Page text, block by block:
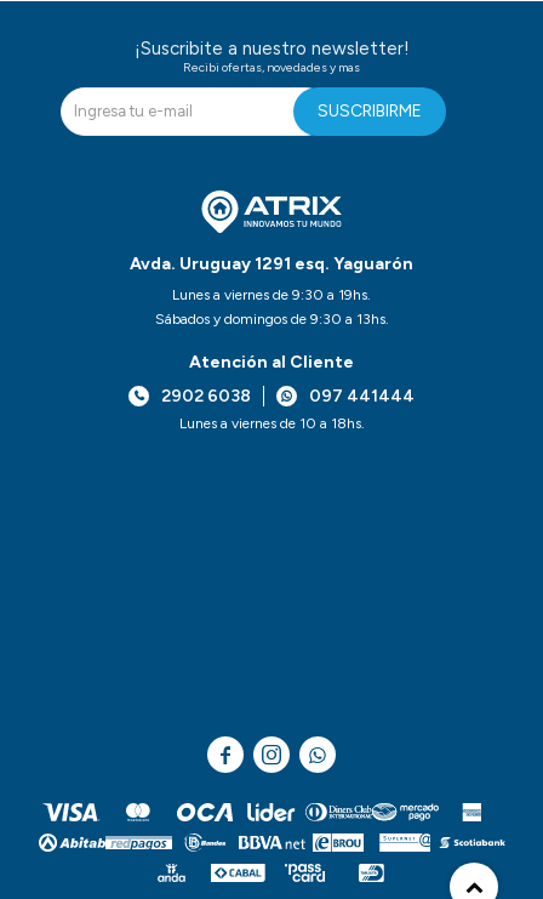
Avda. Uruguay 1291 esq. Yaguarón
Lunes a viernes de 9:30 a 19hs.
Sábados y domingos de 9:30 a 13hs.
Atención al Cliente
2902 6038
097 441444
Lunes a viernes de 10 a 18hs.
¡Suscribite a nuestro newsletter!
Recibi ofertas, novedades y mas
SUSCRIBIRME
  